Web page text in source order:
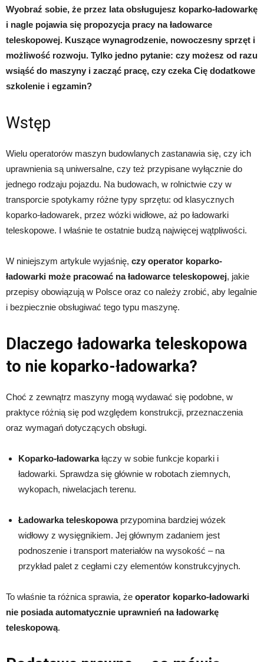
Wyobraź sobie, że przez lata obsługujesz koparko-ładowarkę
i nagle pojawia się propozycja pracy na ładowarce
teleskopowej. Kuszące wynagrodzenie, nowoczesny sprzęt i
możliwość rozwoju. Tylko jedno pytanie: czy możesz od razu
wsiąść do maszyny i zacząć pracę, czy czeka Cię dodatkowe
szkolenie i egzamin?
Wstęp
Wielu operatorów maszyn budowlanych zastanawia się, czy ich
uprawnienia są uniwersalne, czy też przypisane wyłącznie do
jednego rodzaju pojazdu. Na budowach, w rolnictwie czy w
transporcie spotykamy różne typy sprzętu: od klasycznych
koparko-ładowarek, przez wózki widłowe, aż po ładowarki
teleskopowe. I właśnie te ostatnie budzą najwięcej wątpliwości.
W niniejszym artykule wyjaśnię, czy operator koparko-
ładowarki może pracować na ładowarce teleskopowej, jakie
przepisy obowiązują w Polsce oraz co należy zrobić, aby legalnie
i bezpiecznie obsługiwać tego typu maszynę.
Dlaczego ładowarka teleskopowa
to nie koparko-ładowarka?
Choć z zewnątrz maszyny mogą wydawać się podobne, w
praktyce różnią się pod względem konstrukcji, przeznaczenia
oraz wymagań dotyczących obsługi.
Koparko-ładowarkałączy w sobie funkcje koparki i
ładowarki. Sprawdza się głównie w robotach ziemnych,
wykopach, niwelacjach terenu.
Ładowarka teleskopowaprzypomina bardziej wózek
widłowy z wysięgnikiem. Jej głównym zadaniem jest
podnoszenie i transport materiałów na wysokość – na
przykład palet z cegłami czy elementów konstrukcyjnych.
To właśnie ta różnica sprawia, że operator koparko-ładowarki
nie posiada automatycznie uprawnień na ładowarkę
teleskopową.